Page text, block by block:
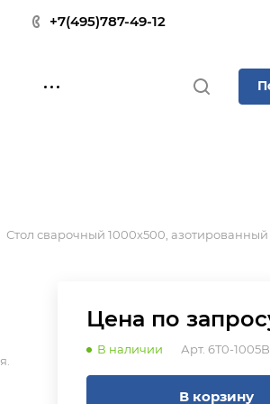
+7(495)787-49-12
Стол сварочный 1000x500, азотированный
Цена по запр
В наличии Арт. 6T0-
В корзину